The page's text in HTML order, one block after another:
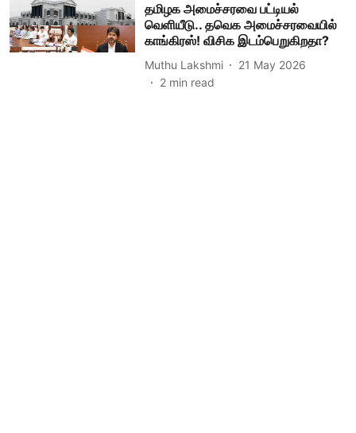
தமிழக அமைச்சரவை பட்டியல்
வெளியீடு.. தவெக அமைச்சரவையில்
காங்கிரஸ்! விசிக இடம்பெறுகிறதா?
Muthu Lakshmi
21 May 2026
2 min read